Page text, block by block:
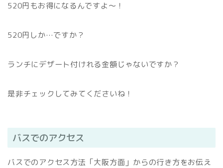
520円もお得になるんですよ～！
520円しか…ですか？
ランチにデザート付けれる金額じゃないですか？
是非チェックしてみてくださいね！
バスでのアクセス
バスでのアクセス方法「大阪方面」からの行き方をお伝え